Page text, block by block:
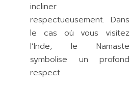
incliner
respectueusement. Dans
le cas où vous visitez
l’Inde, le Namaste
symbolise un profond
respect.